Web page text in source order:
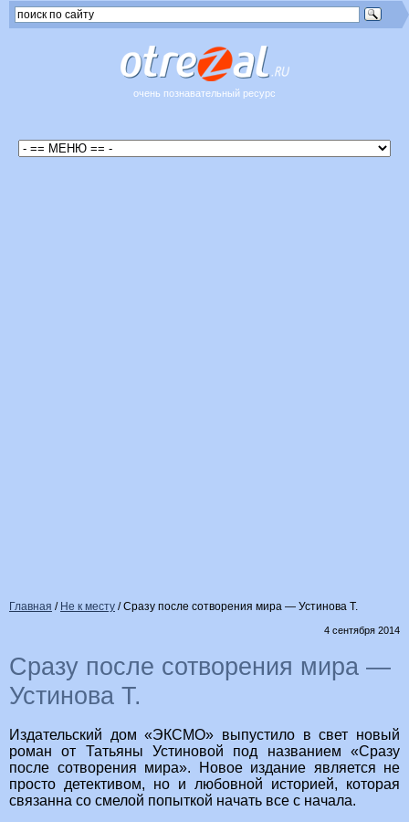
очень познавательный ресурс
Главная / Не к месту /Сразу после сотворения мира — Устинова Т.
4 сентября 2014
Сразу после сотворения мира —
Устинова Т.
Издательский дом «ЭКСМО» выпустило в свет новый
роман от Татьяны Устиновой под названием «Сразу
после сотворения мира». Новое издание является не
просто детективом, но и любовной историей, которая
связанна со смелой попыткой начать все с начала.